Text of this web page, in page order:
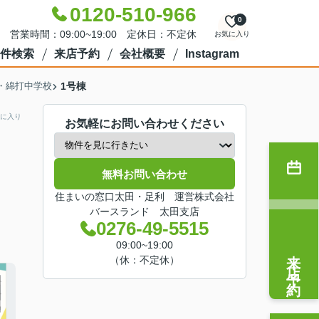
0120-510-966
営業時間：09:00~19:00 定休日：不定休 お気に入り
0
検索 来店予約 会社概要 Instagram
綿打中学校 1号棟
入り
お気軽にお問い合わせください
無料お問い合わせ
住まいの窓口太田・足利 運営株式会社
バースランド 太田支店
0276-49-5515
09:00~19:00
（休：不定休）
来店予約